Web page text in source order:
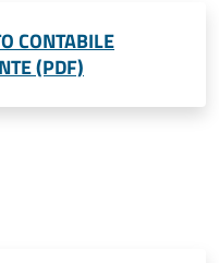
CONTABILE
(PDF)